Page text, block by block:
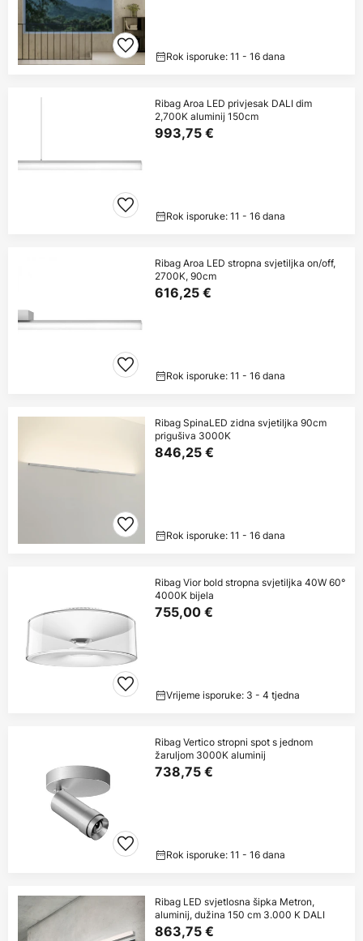
Rok isporuke: 11 - 16 dana
Ribag Aroa LED privjesak DALI dim
2,700K aluminij 150cm
993,75 €
Rok isporuke: 11 - 16 dana
Ribag Aroa LED stropna svjetiljka on/off,
2700K, 90cm
616,25 €
Rok isporuke: 11 - 16 dana
Ribag SpinaLED zidna svjetiljka 90cm
prigušiva 3000K
846,25 €
Rok isporuke: 11 - 16 dana
Ribag Vior bold stropna svjetiljka 40W 60°
4000K bijela
755,00 €
Vrijeme isporuke: 3 - 4 tjedna
Ribag Vertico stropni spot s jednom
žaruljom 3000K aluminij
738,75 €
Rok isporuke: 11 - 16 dana
Ribag LED svjetlosna šipka Metron,
aluminij, dužina 150 cm 3.000 K DALI
863,75 €